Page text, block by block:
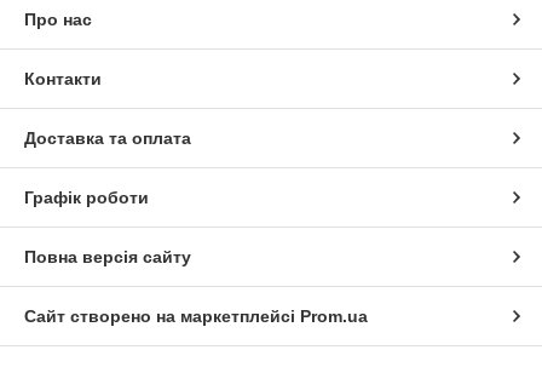
Про нас
Контакти
Доставка та оплата
Графік роботи
Повна версія сайту
Сайт створено на маркетплейсі Prom.ua